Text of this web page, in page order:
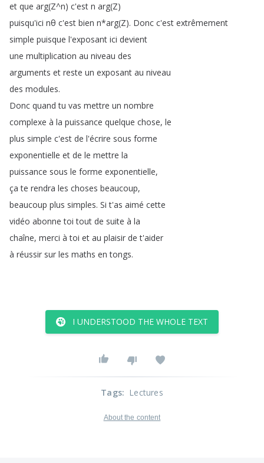
et que arg(Z^n) c'est n arg(Z)
puisqu'ici nθ c'est bien n*arg(Z). Donc c'est extrêmement
simple puisque l'exposant ici devient
une multiplication au niveau des
arguments et reste un exposant au niveau
des modules.
Donc quand tu vas mettre un nombre
complexe à la puissance quelque chose, le
plus simple c'est de l'écrire sous forme
exponentielle et de le mettre la
puissance sous le forme exponentielle,
ça te rendra les choses beaucoup,
beaucoup plus simples. Si t'as aimé cette
vidéo abonne toi tout de suite à la
chaîne, merci à toi et au plaisir de t'aider
à réussir sur les maths en tongs.
I UNDERSTOOD THE WHOLE TEXT
Tags: Lectures
About the content